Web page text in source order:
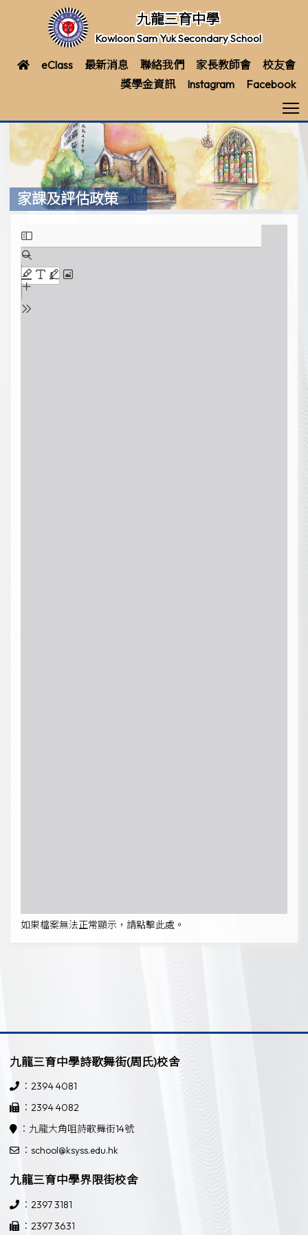
九龍三育中學
Kowloon Sam Yuk Secondary School
eClass 最新消息 聯絡我們 家長教師會
校友會
獎學金資訊
Instagram Facebook
家課及評估政策
如果檔案無法正常顯示，請點擊此處。
九龍三育中學詩歌舞街(周氏)校舍
：2394 4081
：2394 4082
：九龍大角咀詩歌舞街14號
：school@ksyss.edu.hk
九龍三育中學界限街校舍
：2397 3181
：2397 3631